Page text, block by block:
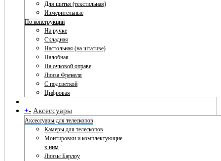
Для шитья (текстильная)
Измерительные
По конструкции
На ручке
Складная
Настольная (на штативе)
Налобная
На очковой оправе
Линза Френеля
С подсветкой
Цифровая
+- Аксессуары
Аксессуары для телескопов
Камеры для телескопов
Монтировки и комплектующие
к ним
Линзы Барлоу